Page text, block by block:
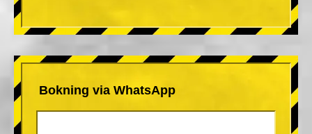
Bokning via WhatsApp